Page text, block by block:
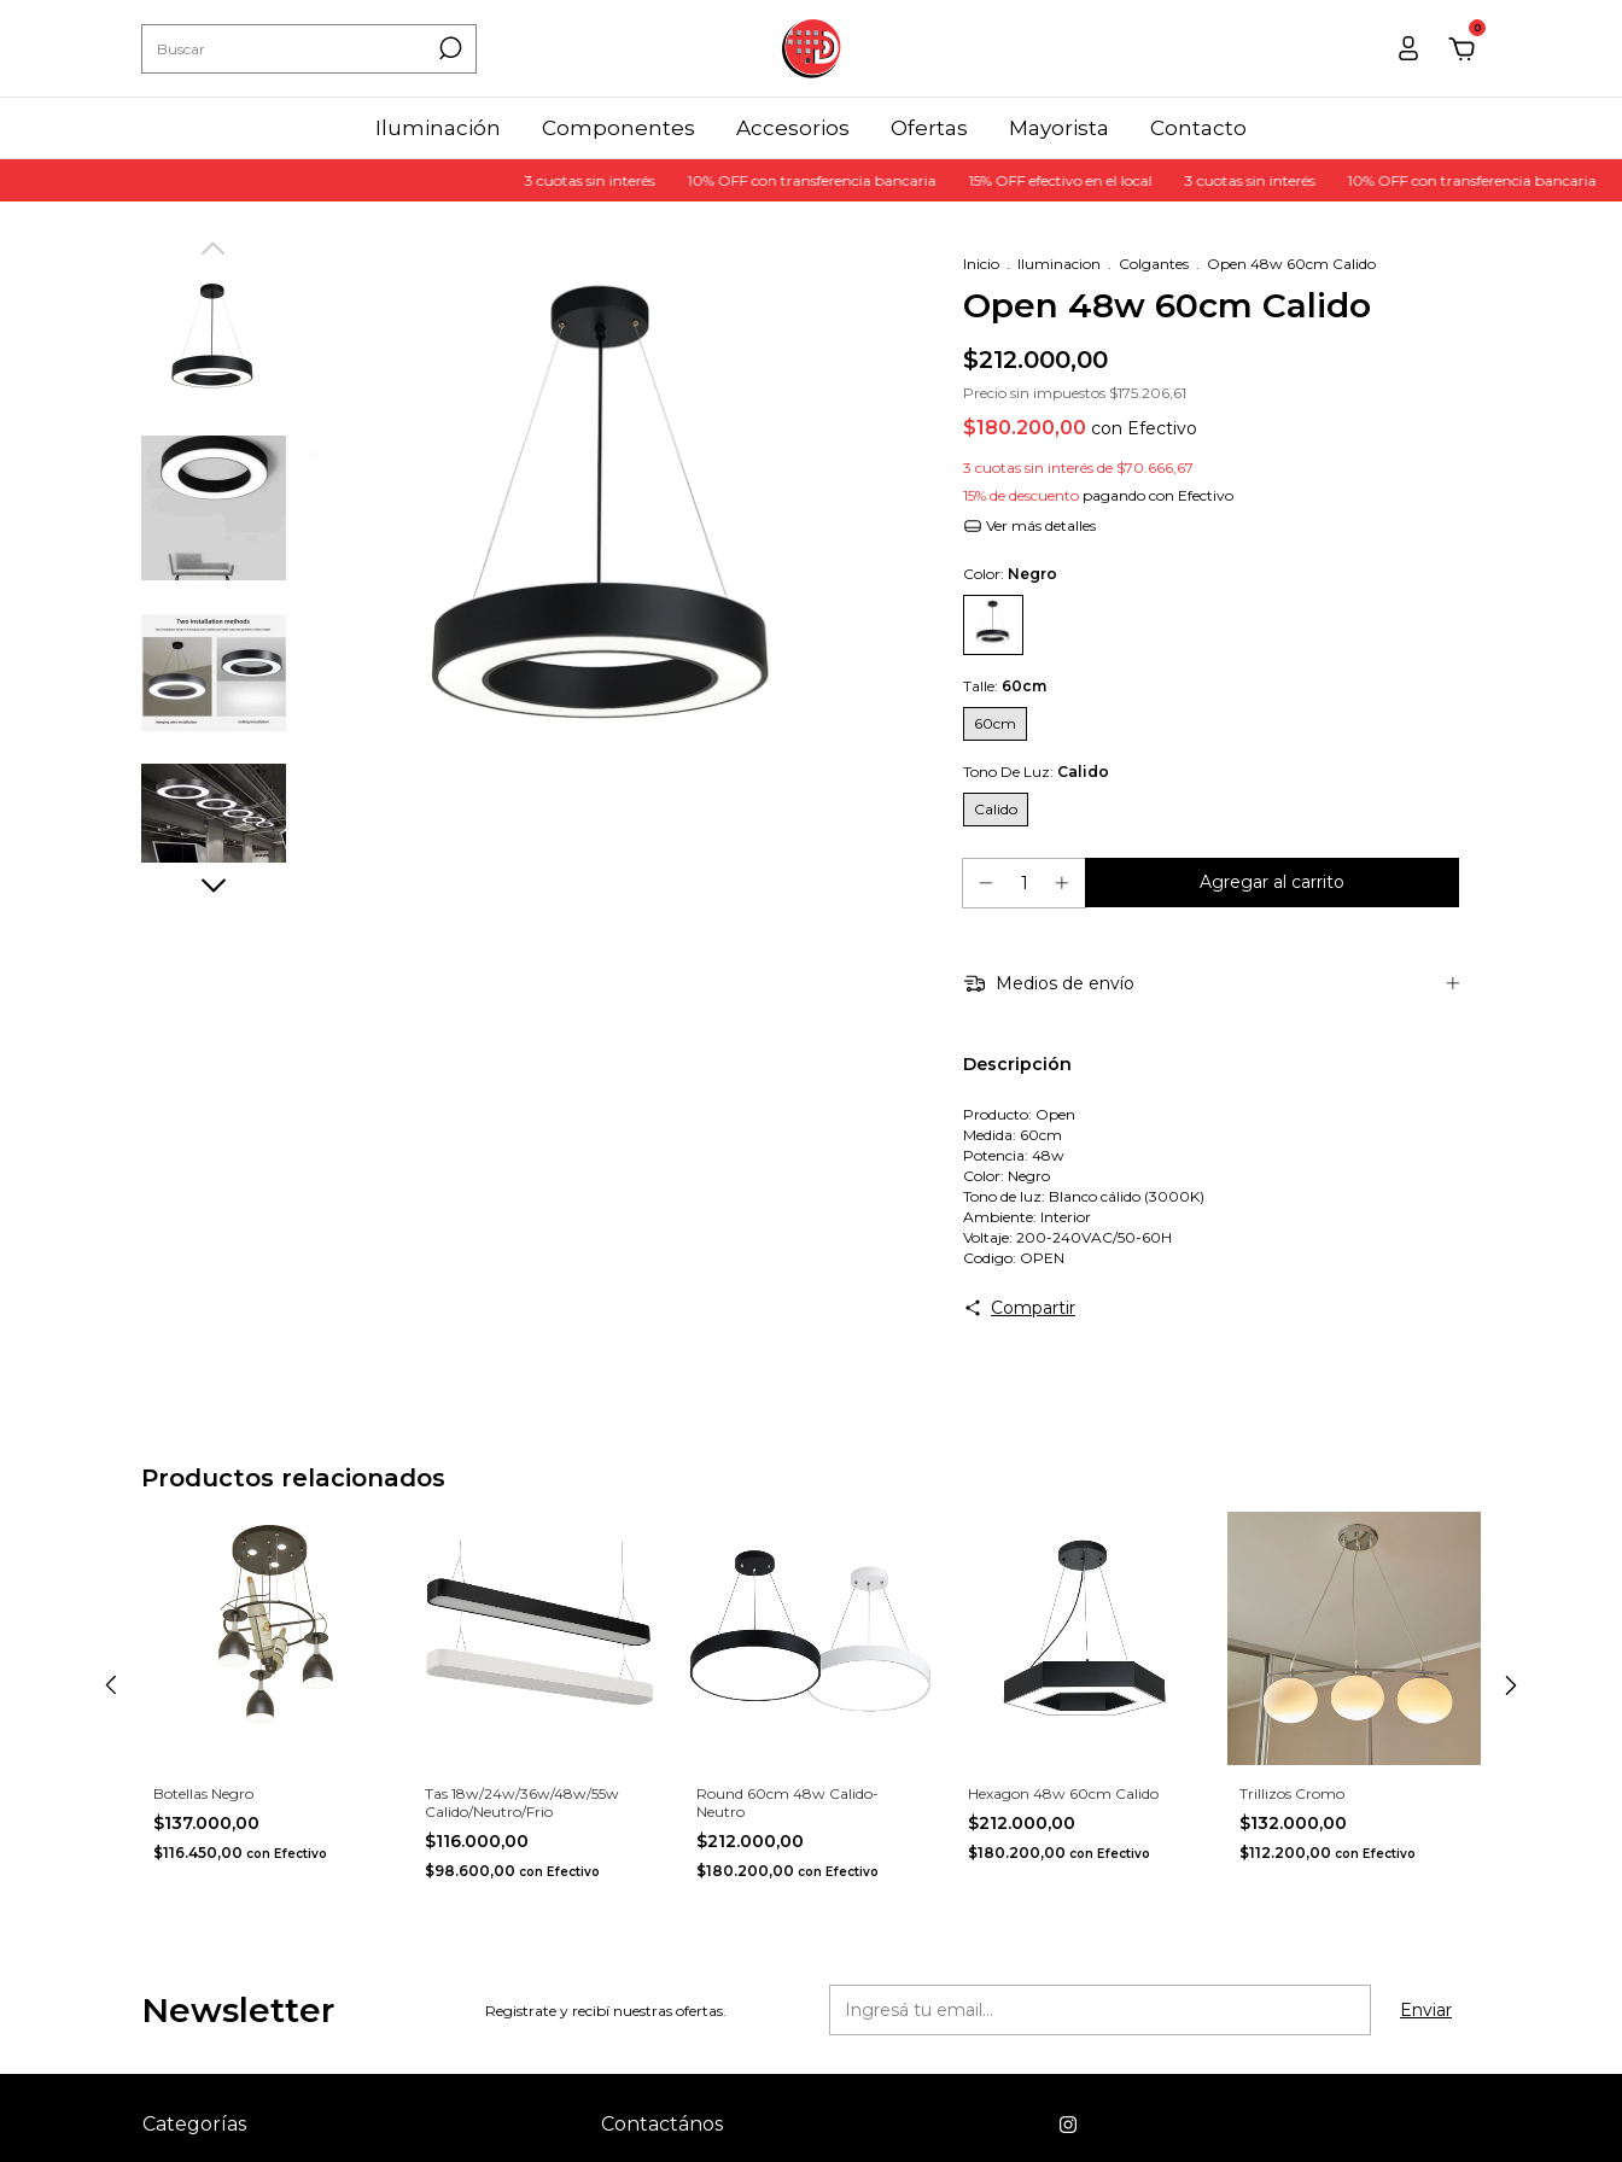
0
Iluminación Componentes Accesorios Ofertas Mayorista Contacto
3 cuotas sin interés 10% OFF con transferencia bancaria 15% OFF efectivo en el local 3 cuotas sin interés 10% OFF con transferencia bancaria 15% OFF
Inicio . Iluminacion . Colgantes . Open 48w 60cm Calido
Open 48w 60cm Calido
$212.000,00
Precio sin impuestos $175.206,61
$180.200,00 con Efectivo
3 cuotas sin interés de $70.666,67
15% de descuento pagando con Efectivo
Ver más detalles
Color: Negro
Talle: 60cm
60cm
Tono De Luz: Calido
Calido
Medios de envío
Descripción
Producto: Open
Medida: 60cm
Potencia: 48w
Color: Negro
Tono de luz: Blanco cálido (3000K)
Ambiente: Interior
Voltaje: 200-240VAC/50-60H
Codigo: OPEN
Compartir
Productos relacionados
Botellas Negro
$137.000,00
$116.450,00 con Efectivo
Tas 18w/24w/36w/48w/55w
Calido/Neutro/Frio
$116.000,00
$98.600,00 con Efectivo
Round 60cm 48w Calido-
Neutro
$212.000,00
$180.200,00 con Efectivo
Hexagon 48w 60cm Calido
$212.000,00
$180.200,00 con Efectivo
Trillizos Cromo
$132.000,00
$112.200,00 con Efectivo
Newsletter Registrate y recibí nuestras ofertas.
Categorías Contactános